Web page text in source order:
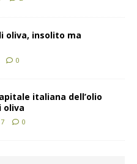
oliva, insolito ma
0
italiana dell’olio
oliva
0